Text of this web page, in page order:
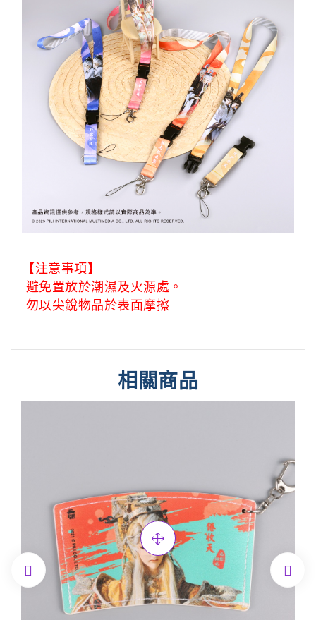
【注意事項】
避免置放於潮濕及火源處。
勿以尖銳物品於表面摩擦
相關商品
 